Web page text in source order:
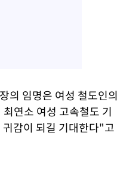
의 임명은 여성 철도인의
연소 여성 고속철도 기
감이 되길 기대한다"고